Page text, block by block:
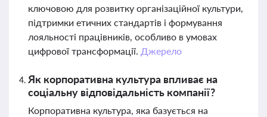
ключовою для розвитку організаційної культури,
підтримки етичних стандартів і формування
лояльності працівників, особливо в умовах
цифрової трансформації. Джерело
Як корпоративна культура впливає на
соціальну відповідальність компанії?
Корпоративна культура, яка базується на